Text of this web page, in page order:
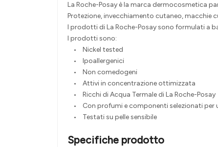
La Roche-Posay è la marca dermocosmetica
Protezione, invecchiamento cutaneo, macchie
I prodotti di La Roche-Posay sono formulati a
I prodotti sono:
• Nickel tested
• Ipoallergenici
• Non comedogeni
• Attivi in concentrazione ottimizzata
• Ricchi di Acqua Termale di La Roche-Posay
• Con profumi e componenti selezionati per
• Testati su pelle sensibile
Specifiche prodotto